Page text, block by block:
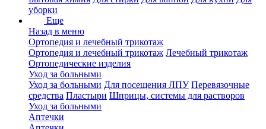
уборки
Еще
Назад в меню
Ортопедия и лечебный трикотаж
Ортопедия и лечебный трикотаж Лечебный трикотаж
Ортопедические изделия
Уход за больными
Уход за больными Для посещения ЛПУ Перевязочные
средства Пластыри Шприцы, системы для растворов
Уход за больными
Аптечки